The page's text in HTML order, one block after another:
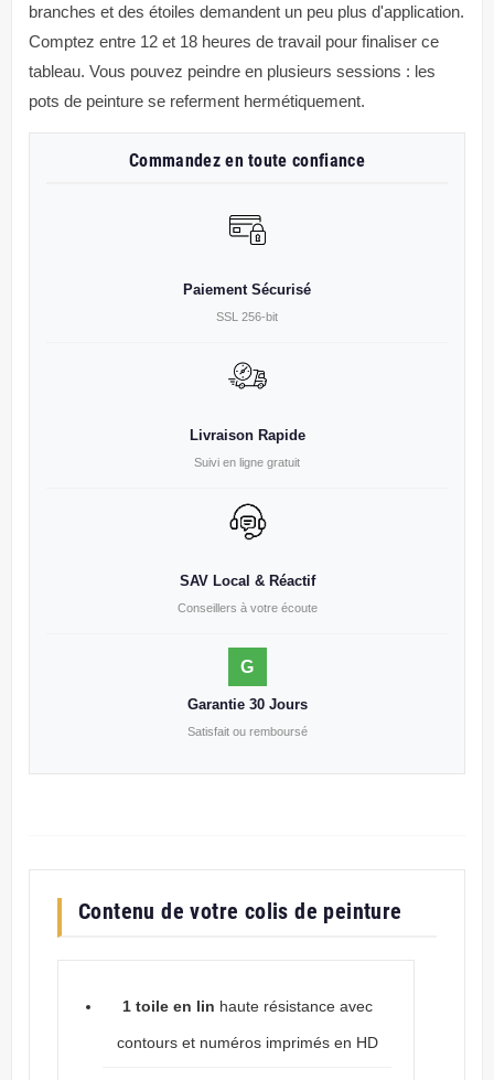
branches et des étoiles demandent un peu plus d'application.
Comptez entre 12 et 18 heures de travail pour finaliser ce
tableau. Vous pouvez peindre en plusieurs sessions : les
pots de peinture se referment hermétiquement.
Commandez en toute confiance
Paiement Sécurisé
SSL 256-bit
Livraison Rapide
Suivi en ligne gratuit
SAV Local & Réactif
Conseillers à votre écoute
G
Garantie 30 Jours
Satisfait ou remboursé
Contenu de votre colis de peinture
1 toile en lin haute résistance avec
contours et numéros imprimés en HD